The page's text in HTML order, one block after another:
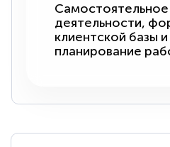
деятельности,
клиентской базы
планирование